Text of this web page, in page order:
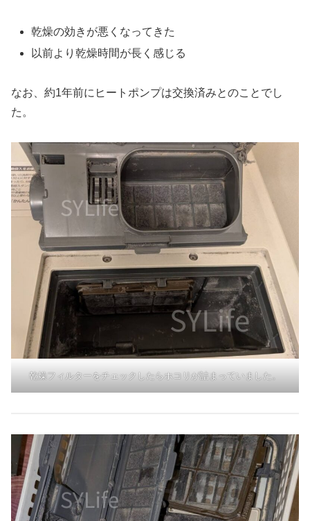
乾燥の効きが悪くなってきた
以前より乾燥時間が長く感じる
なお、約1年前にヒートポンプは交換済みとのことでし
た。
乾燥フィルターをチェックしたらホコリが詰まっていました。